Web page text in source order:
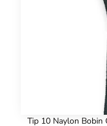
Tip 10 Naylon Bobin